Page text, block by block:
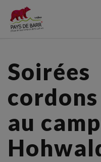
Soirées
au